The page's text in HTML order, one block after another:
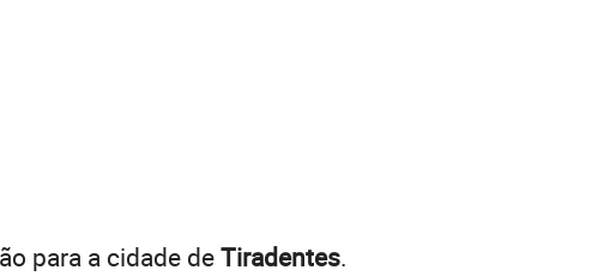
para a cidade deTiradentes.